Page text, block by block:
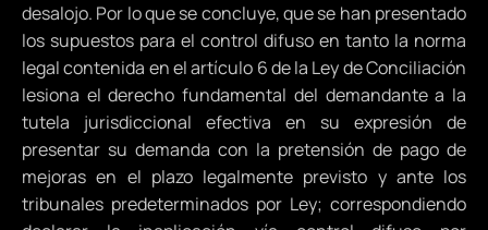
desalojo. Por lo que se concluye, que se han presentado
los supuestos para el control difuso en tanto la norma
legal contenida en el artículo 6 de la Ley de Conciliación
lesiona el derecho fundamental del demandante a la
tutela jurisdiccional efectiva en su expresión de
presentar su demanda con la pretensión de pago de
mejoras en el plazo legalmente previsto y ante los
tribunales predeterminados por Ley; correspondiendo